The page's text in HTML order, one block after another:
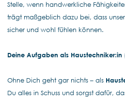
Stelle, wenn handwerkliche
trägt maßgeblich dazu bei, dass
sicher und wohl fühlen können.
Deine Aufgaben als Haustechniker:in
Ohne Dich geht gar nichts – als
Du alles in Schuss und sorgst dafür,